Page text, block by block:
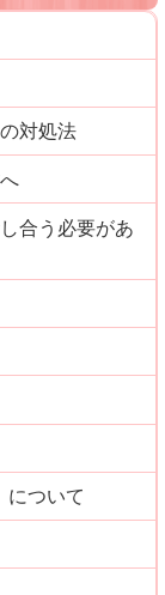
対処法
合う必要があ
について